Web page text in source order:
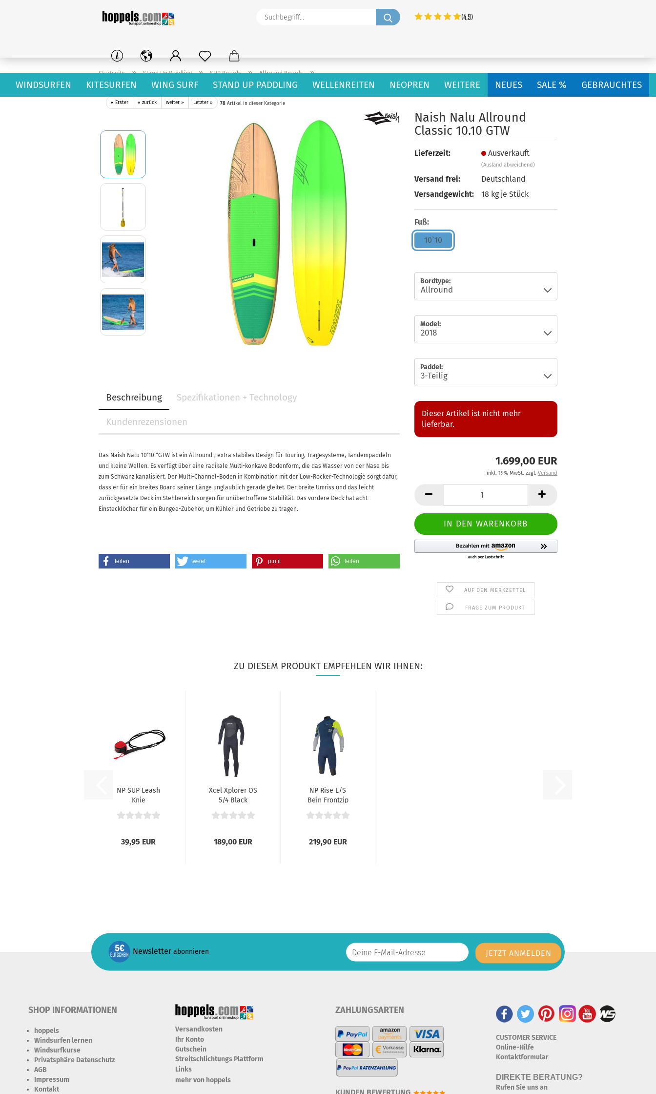
Suchbegriff...
WINDSURFEN KITESURFEN WING SURF STAND UP PADDLING WELLENREITEN NEOPREN NEUES SALE % GEBRAUCHTES
WEITERE
Startseite » Stand Up Paddling » SUP Boards » Allround Boards »
Naish Nalu Allround Classic 10.10 GTW
« Erster « zurück weiter » Letzter » 78 Artikel in dieser Kategorie
Naish Nalu Allround
Classic 10.10 GTW
Lieferzeit: Ausverkauft
(Ausland abweichend)
Versand frei:
Deutschland
Versandgewicht:
18 kg je Stück
Fuß:
10`10
Bordtype:
Model:
Paddel:
Dieser Artikel ist nicht mehr
lieferbar.
1.699,00 EUR
inkl. 19% MwSt. zzgl. Versand
AUF DEN MERKZETTEL
FRAGE ZUM PRODUKT
Beschreibung Spezifikationen + Technology
Kundenrezensionen
Das Naish Nalu 10'10 "GTW ist ein Allround-, extra stabiles Design für Touring, Tragesysteme, Tandempaddeln
und kleine Wellen. Es verfügt über eine radikale Multi-konkave Bodenform, die das Wasser von der Nase bis
zum Schwanz kanalisiert. Der Multi-Channel-Boden in Kombination mit der Low-Rocker-Technologie sorgt dafür,
dass er für ein breites Board seiner Länge unglaublich gerade gleitet. Der breite Umriss und das leicht
zurückgesetzte Deck im Stehbereich sorgen für unübertroffene Stabilität. Das vordere Deck hat acht
Einstecklöcher für ein Bungee-Zubehör, um Kühler und Getriebe zu tragen.
teilen tweet pin it teilen
ZU DIESEM PRODUKT EMPFEHLEN WIR IHNEN:
NP SUP Leash
Knie
39,95 EUR
Xcel Xplorer OS
5/4 Black
189,00 EUR
NP Rise L/S
Bein Frontzip
219,90 EUR
Newsletter abonnieren
SHOP INFORMATIONEN
hoppels
Windsurfen lernen
Windsurfkurse
Privatsphäre Datenschutz
AGB
Impressum
Kontakt
Versandkosten
Ihr Konto
Gutschein
Streitschlichtungs Plattform
Links
mehr von hoppels
ZAHLUNGSARTEN
CUSTOMER SERVICE
Online-Hilfe
Kontaktformular
DIREKTE BERATUNG?
Rufen Sie uns an